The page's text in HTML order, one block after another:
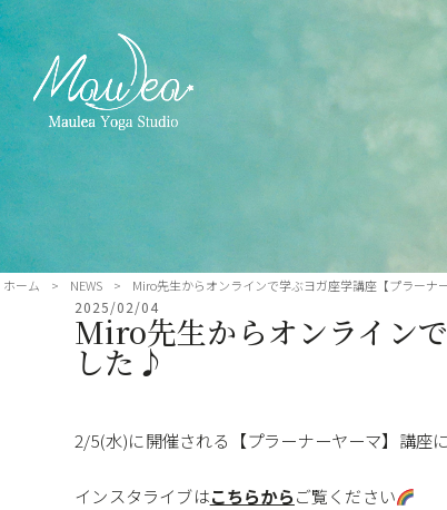
ホーム > NEWS > Miro先生からオンラインで学ぶヨガ座学講座【プラー
2025/02/04
Miro先生からオンライン
した♪
2/5(水)に開催される【プラーナーヤーマ】講座
インスタライブはこちらからご覧ください